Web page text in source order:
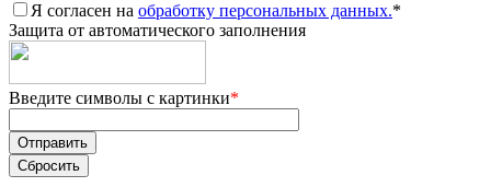
Я согласен на обработку персональных данных.*
Защита от автоматического заполнения
Введите символы с картинки*